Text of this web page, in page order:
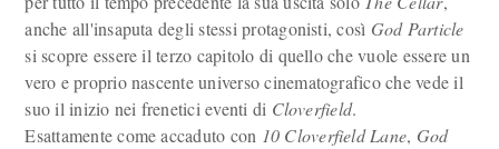
anche all'insaputa degli stessi protagonisti, così God Particle
si scopre essere il terzo capitolo di quello che vuole essere un
vero e proprio nascente universo cinematografico che vede il
suo il inizio nei frenetici eventi di Cloverfield.
Esattamente come accaduto con 10 Cloverfield Lane, God